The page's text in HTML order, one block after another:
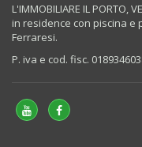
L'IMMOBILIARE IL PORTO,
in residence con piscina e
Ferraresi.
P. iva e cod. fisc.